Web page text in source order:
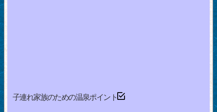
子連れ家族のための温泉ポイント